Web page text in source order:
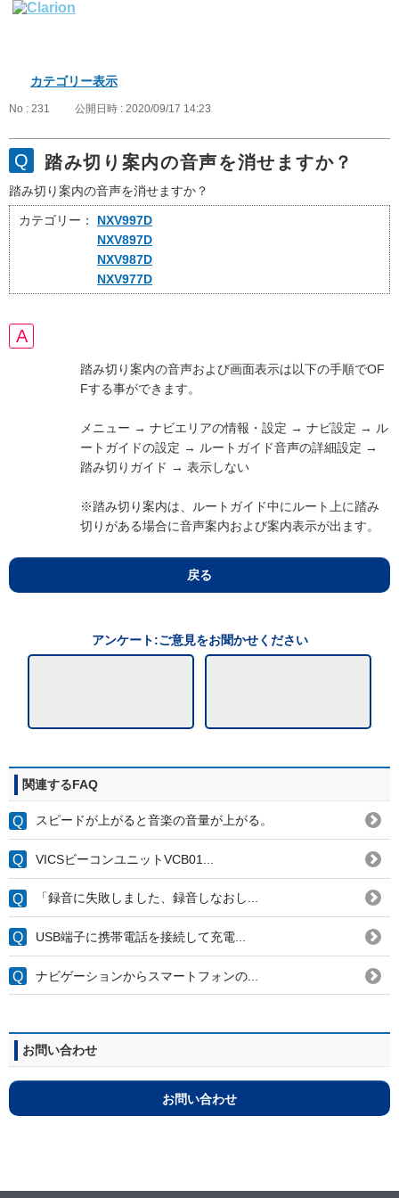
カテゴリー表示
No : 231 公開日時 : 2020/09/17 14:23
踏み切り案内の音声を消せますか？
踏み切り案内の音声を消せますか？
カテゴリー：
NXV997D
NXV897D
NXV987D
NXV977D
踏み切り案内の音声および画面表示は以下の手順でOF
Fする事ができます。
メニュー → ナビエリアの情報・設定 → ナビ設定 → ル
ートガイドの設定 → ルートガイド音声の詳細設定 →
踏み切りガイド → 表示しない
※踏み切り案内は、ルートガイド中にルート上に踏み
切りがある場合に音声案内および案内表示が出ます。
戻る
アンケート:ご意見をお聞かせください
関連するFAQ
スピードが上がると音楽の音量が上がる。
VICSビーコンユニットVCB01...
「録音に失敗しました、録音しなおし...
USB端子に携帯電話を接続して充電...
ナビゲーションからスマートフォンの...
お問い合わせ
お問い合わせ